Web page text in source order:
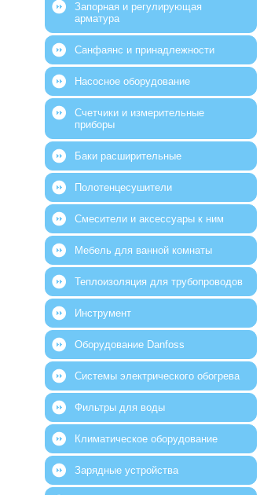
Запорная и регулирующая
арматура
Санфаянс и принадлежности
Насосное оборудование
Счетчики и измерительные
приборы
Баки расширительные
Полотенцесушители
Смесители и аксессуары к ним
Мебель для ванной комнаты
Теплоизоляция для трубопроводов
Инструмент
Оборудование Danfoss
Системы электрического обогрева
Фильтры для воды
Климатическое оборудование
Зарядные устройства